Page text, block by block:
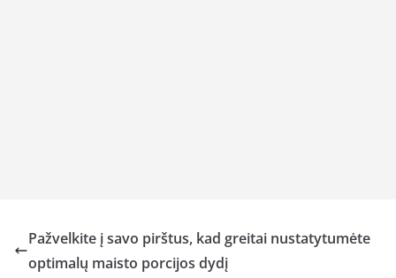
Pažvelkite į savo pirštus, kad greitai nustatytumėte
optimalų maisto porcijos dydį